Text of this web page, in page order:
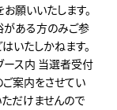
願いいたします。
がある方のみご参
いたしかねます。
ース内 当選者受付
ご案内をさせてい
だけませんので